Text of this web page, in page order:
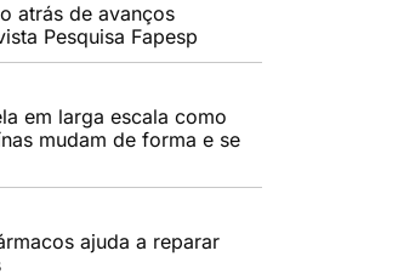
atrás de avanços
Pesquisa Fapesp
em larga escala como
mudam de forma e se
ajuda a reparar